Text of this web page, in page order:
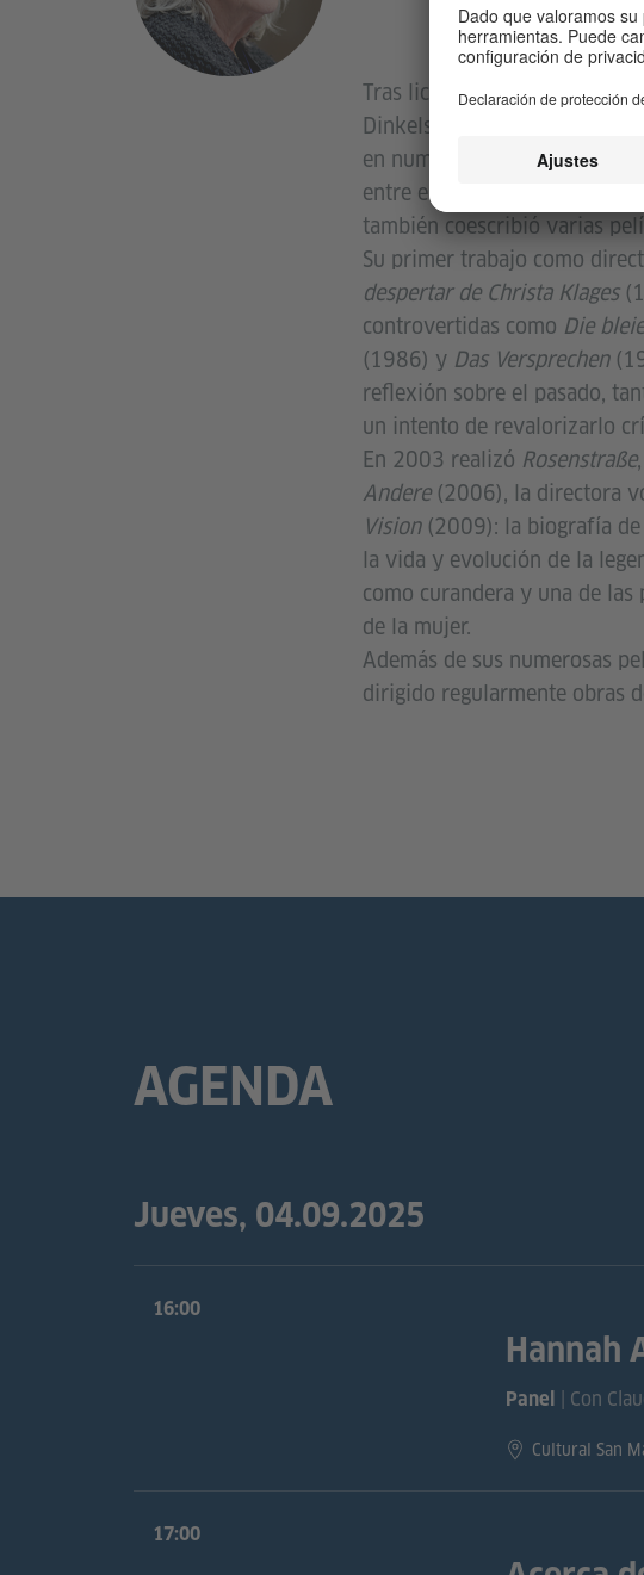
Tras licenciarse en Arte
Dinkelsbühl, Stuttgart y
en numerosos papeles del
entre ellos en películas de
también coescribió varias
Su primer trabajo como
despertar de Christa Klages
controvertidas como Die
(1986) y Das Versprechen
reflexión sobre el pasado,
un intento de revalorizarlo
En 2003 realizó Rosenstraße
Andere(2006), la directora
Vision(2009): la biografía de
la vida y evolución de la
como curandera y una de
de la mujer.
Además de sus numerosas
dirigido regularmente obras
AGENDA
Jueves, 04.09.2025
16:00
Hannah
Panel | Con
Cultural San
17:00